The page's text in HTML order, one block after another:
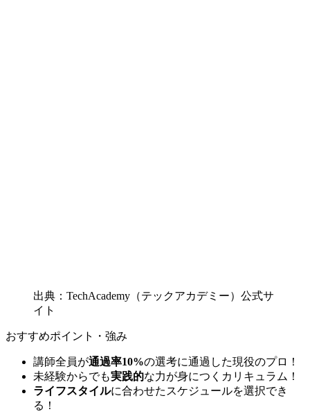
出典：TechAcademy（テックアカデミー）公式サ
イト
おすすめポイント・強み
講師全員が通過率10%の選考に通過した現役のプロ！
未経験からでも実践的な力が身につくカリキュラム！
ライフスタイルに合わせたスケジュールを選択でき
る！